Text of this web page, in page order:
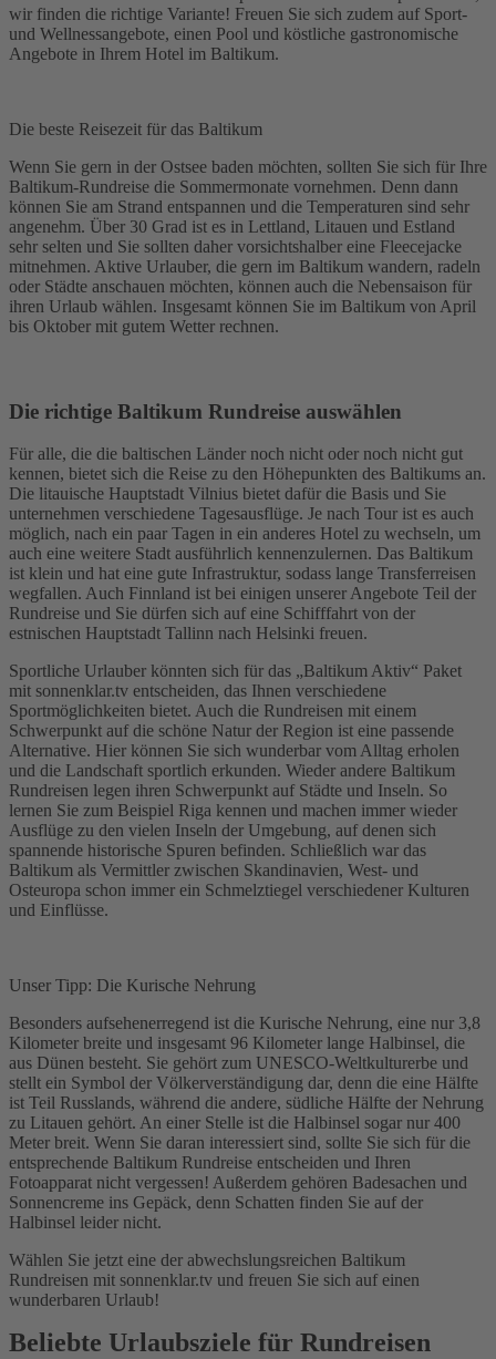
wir finden die richtige Variante! Freuen Sie sich zudem auf Sport-
und Wellnessangebote, einen Pool und köstliche gastronomische
Angebote in Ihrem Hotel im Baltikum.
Die beste Reisezeit für das Baltikum
Wenn Sie gern in der Ostsee baden möchten, sollten Sie sich für Ihre
Baltikum-Rundreise die Sommermonate vornehmen. Denn dann
können Sie am Strand entspannen und die Temperaturen sind sehr
angenehm. Über 30 Grad ist es in Lettland, Litauen und Estland
sehr selten und Sie sollten daher vorsichtshalber eine Fleecejacke
mitnehmen. Aktive Urlauber, die gern im Baltikum wandern, radeln
oder Städte anschauen möchten, können auch die Nebensaison für
ihren Urlaub wählen. Insgesamt können Sie im Baltikum von April
bis Oktober mit gutem Wetter rechnen.
Die richtige Baltikum Rundreise auswählen
Für alle, die die baltischen Länder noch nicht oder noch nicht gut
kennen, bietet sich die Reise zu den Höhepunkten des Baltikums an.
Die litauische Hauptstadt Vilnius bietet dafür die Basis und Sie
unternehmen verschiedene Tagesausflüge. Je nach Tour ist es auch
möglich, nach ein paar Tagen in ein anderes Hotel zu wechseln, um
auch eine weitere Stadt ausführlich kennenzulernen. Das Baltikum
ist klein und hat eine gute Infrastruktur, sodass lange Transferreisen
wegfallen. Auch Finnland ist bei einigen unserer Angebote Teil der
Rundreise und Sie dürfen sich auf eine Schifffahrt von der
estnischen Hauptstadt Tallinn nach Helsinki freuen.
Sportliche Urlauber könnten sich für das „Baltikum Aktiv“ Paket
mit sonnenklar.tv entscheiden, das Ihnen verschiedene
Sportmöglichkeiten bietet. Auch die Rundreisen mit einem
Schwerpunkt auf die schöne Natur der Region ist eine passende
Alternative. Hier können Sie sich wunderbar vom Alltag erholen
und die Landschaft sportlich erkunden. Wieder andere Baltikum
Rundreisen legen ihren Schwerpunkt auf Städte und Inseln. So
lernen Sie zum Beispiel Riga kennen und machen immer wieder
Ausflüge zu den vielen Inseln der Umgebung, auf denen sich
spannende historische Spuren befinden. Schließlich war das
Baltikum als Vermittler zwischen Skandinavien, West- und
Osteuropa schon immer ein Schmelztiegel verschiedener Kulturen
und Einflüsse.
Unser Tipp: Die Kurische Nehrung
Besonders aufsehenerregend ist die Kurische Nehrung, eine nur 3,8
Kilometer breite und insgesamt 96 Kilometer lange Halbinsel, die
aus Dünen besteht. Sie gehört zum UNESCO-Weltkulturerbe und
stellt ein Symbol der Völkerverständigung dar, denn die eine Hälfte
ist Teil Russlands, während die andere, südliche Hälfte der Nehrung
zu Litauen gehört. An einer Stelle ist die Halbinsel sogar nur 400
Meter breit. Wenn Sie daran interessiert sind, sollte Sie sich für die
entsprechende Baltikum Rundreise entscheiden und Ihren
Fotoapparat nicht vergessen! Außerdem gehören Badesachen und
Sonnencreme ins Gepäck, denn Schatten finden Sie auf der
Halbinsel leider nicht.
Wählen Sie jetzt eine der abwechslungsreichen Baltikum
Rundreisen mit sonnenklar.tv und freuen Sie sich auf einen
wunderbaren Urlaub!
Beliebte Urlaubsziele für Rundreisen